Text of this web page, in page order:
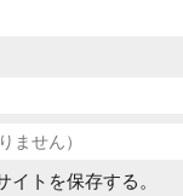
トを保存する。